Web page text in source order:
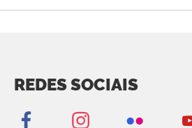
REDES SOCIAIS